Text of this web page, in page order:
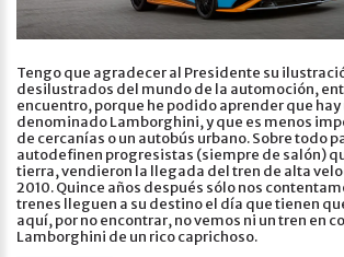
Tengo que agradecer al Presidente su
desilustrados del mundo de la automoción,
encuentro, porque he podido aprender que hay
denominado Lamborghini, y que es menos
de cercanías o un autobús urbano. Sobre todo
autodefinen progresistas (siempre de salón)
tierra, vendieron la llegada del tren de alta
2010. Quince años después sólo nos
trenes lleguen a su destino el día que tienen
aquí, por no encontrar, no vemos ni un tren en
Lamborghini de un rico caprichoso.